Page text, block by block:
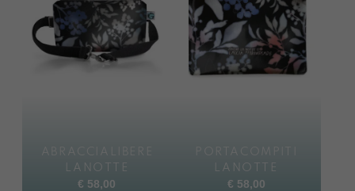
ABRACCIALIBERE
LANOTTE
€ 58,00
PORTACOMPITI
LANOTTE
€ 58,00